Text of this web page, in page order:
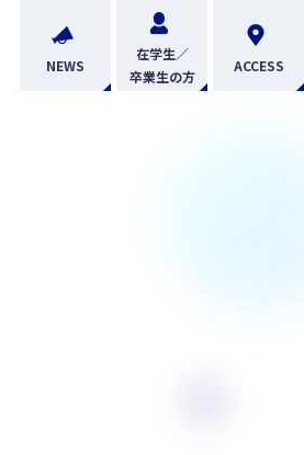
NEWS
在学生／
卒業生の方
ACCESS